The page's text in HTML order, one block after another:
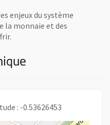
enjeux du système
la monnaie et des
: -0.53626453